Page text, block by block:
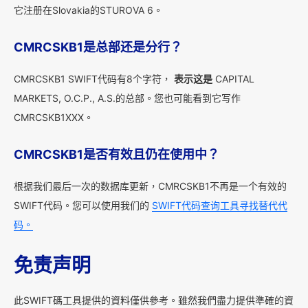
它注册在Slovakia的STUROVA 6。
CMRCSKB1是总部还是分行？
CMRCSKB1 SWIFT代码有8个字符， 表示这是 CAPITAL
MARKETS, O.C.P., A.S.的总部。您也可能看到它写作
CMRCSKB1XXX。
CMRCSKB1是否有效且仍在使用中？
根据我们最后一次的数据库更新，CMRCSKB1不再是一个有效的
SWIFT代码。您可以使用我们的 SWIFT代码查询工具寻找替代代
码。
免责声明
此SWIFT碼工具提供的資料僅供參考。雖然我們盡力提供準確的資